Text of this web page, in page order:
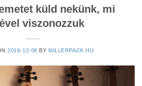
küld nekünk, mi
viszonozzuk
2016-12-06 BY MILLERPACK.HU